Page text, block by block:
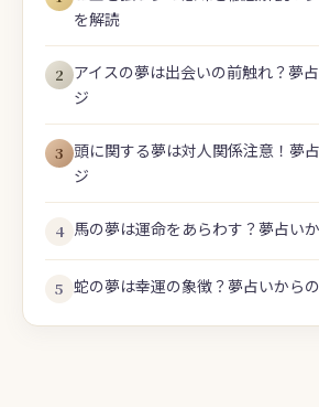
を解読
2 アイスの夢は出会いの前触れ？夢
ジ
3 頭に関する夢は対人関係注意！夢
ジ
4 馬の夢は運命をあらわす？夢占い
5 蛇の夢は幸運の象徴？夢占いから